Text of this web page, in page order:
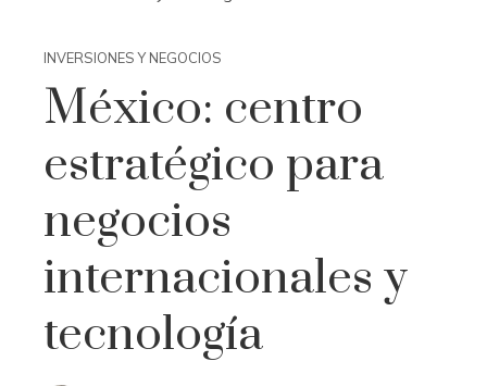
INVERSIONES Y NEGOCIOS
México: centro
estratégico para
negocios
internacionales y
tecnología